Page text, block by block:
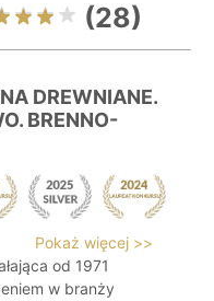
(28)
DREWNIANE.
BRENNO-
Pokaż więcej >>
od 1971
w branży